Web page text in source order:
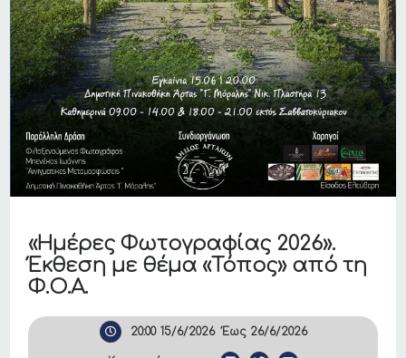
«Ημέρες Φωτογραφίας 2026».
Έκθεση με θέμα «Τόπος» από τη
Φ.Ο.Α.
20:00 15/6/2026Έως 26/6/2026